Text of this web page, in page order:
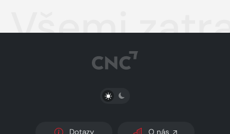
Všemi
PŘEPNOUT SVĚTLÝ/TMAVÝ REŽIM